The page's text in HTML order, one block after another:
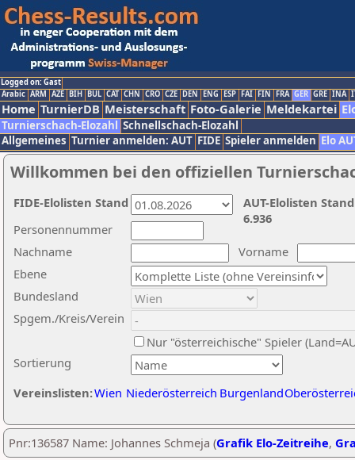
Logged on: Gast
Arabic ARM AZE BIH BUL CAT CHN CRO CZE DEN ENG ESP FAI FIN FRA GER GRE INA
Home TurnierDB Meisterschaft Foto-Galerie Meldekartei
Turnierschach-Elozahl Schnellschach-Elozahl
Allgemeines Turnier anmelden: AUT FIDE Spieler anmelden Elo
Willkommen bei den offiziellen
Nachname
Vorname
Ebene
Sortierung
Personennummer
Bundesland
Spgem./Kreis/Verein
Nur "österreichische" Spieler
Vereinslisten:Wien Niederösterreich Burgenland
AUT-Elolisten
6.936
FIDE-Elolisten Stand
Pnr:136587 Name: Johannes Schmeja (Grafik Elo-Zeitreihe,